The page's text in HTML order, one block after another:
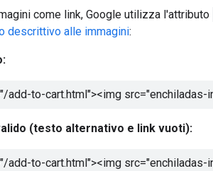
come link, Google utilizza l'attributo
descrittivo alle immagini:
add-to-cart.html"><img
(testo alternativo e link vuoti):
add-to-cart.html"><img